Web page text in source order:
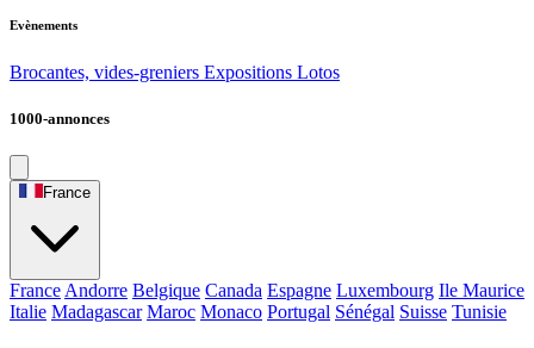
Evènements
Brocantes, vides-greniers Expositions Lotos
1000-annonces
France
France Andorre Belgique Canada Espagne Luxembourg Ile Maurice
Italie Madagascar Maroc Monaco Portugal Sénégal Suisse Tunisie